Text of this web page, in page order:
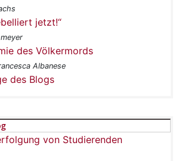
jetzt!“
des Völkermords
Albanese
des Blogs
von Studierenden